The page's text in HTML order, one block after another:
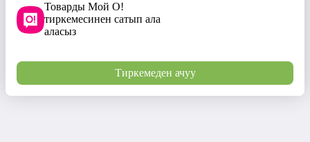
Товарды Мой О!
тиркемесинен сатып ала
аласыз
Тиркемеден ачуу